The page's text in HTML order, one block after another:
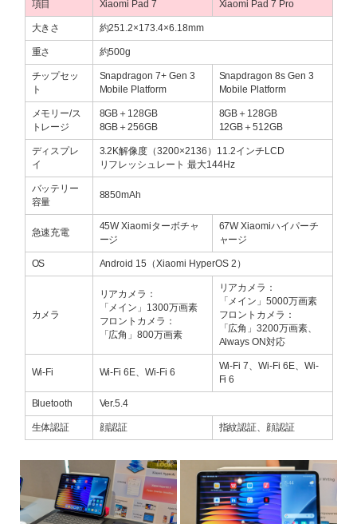
項目 Xiaomi Pad 7 Xiaomi Pad 7 Pro
大きさ 約251.2×173.4×6.18mm
重さ 約500g
チップセッ
ト
Snapdragon 7+ Gen 3
Mobile Platform
Snapdragon 8s Gen 3
Mobile Platform
メモリー/ス
トレージ
8GB＋128GB
8GB＋256GB
8GB＋128GB
12GB＋512GB
ディスプレ
イ
3.2K解像度（3200×2136）11.2インチLCD
リフレッシュレート 最大144Hz
バッテリー
容量
8850mAh
急速充電
45W Xiaomiターボチャ
ージ
67W Xiaomiハイパーチ
ャージ
OS Android 15（Xiaomi HyperOS 2）
カメラ
リアカメラ：
「メイン」1300万画素
フロントカメラ：
「広角」800万画素
リアカメラ：
「メイン」5000万画素
フロントカメラ：
「広角」3200万画素、
Always ON対応
Wi-Fi Wi-Fi 6E、Wi-Fi 6
Wi-Fi 7、Wi-Fi 6E、Wi-
Fi 6
Bluetooth Ver.5.4
生体認証 顔認証 指紋認証、顔認証